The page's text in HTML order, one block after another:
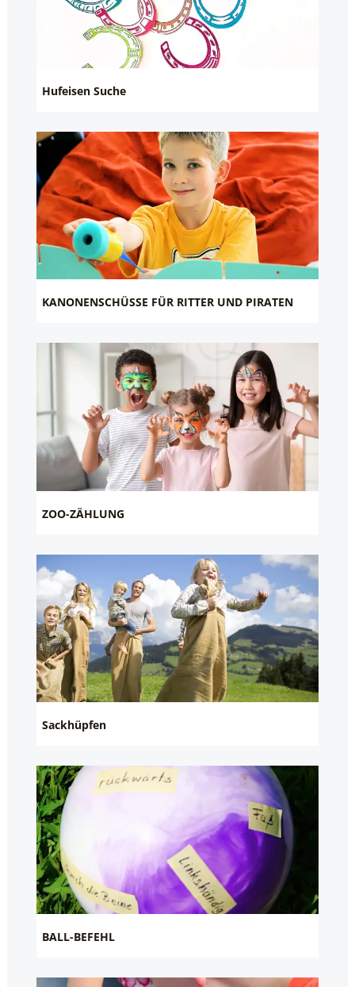
Hufeisen Suche
KANONENSCHÜSSE FÜR RITTER UND PIRATEN
ZOO-ZÄHLUNG
Sackhüpfen
BALL-BEFEHL